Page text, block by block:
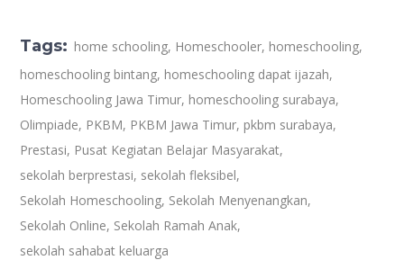
Tags: home schooling, Homeschooler, homeschooling,
homeschooling bintang, homeschooling dapat ijazah,
Homeschooling Jawa Timur, homeschooling surabaya,
Olimpiade, PKBM, PKBM Jawa Timur, pkbm surabaya,
Prestasi, Pusat Kegiatan Belajar Masyarakat,
sekolah berprestasi, sekolah fleksibel,
Sekolah Homeschooling, Sekolah Menyenangkan,
Sekolah Online, Sekolah Ramah Anak,
sekolah sahabat keluarga